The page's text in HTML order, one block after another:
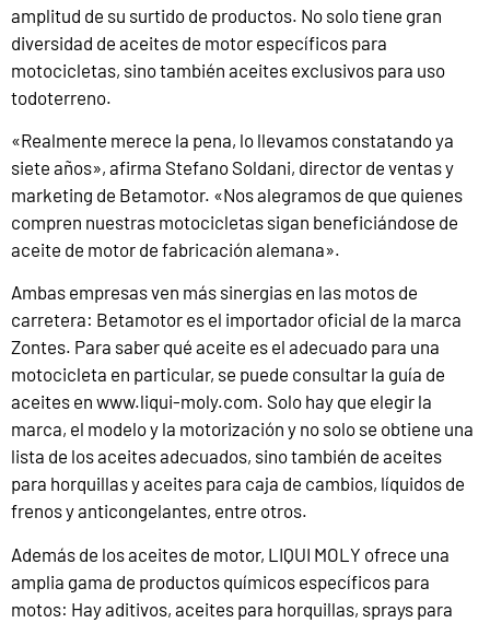
amplitud de su surtido de productos. No solo tiene gran
diversidad de aceites de motor específicos para
motocicletas, sino también aceites exclusivos para uso
todoterreno.
«Realmente merece la pena, lo llevamos constatando ya
siete años», afirma Stefano Soldani, director de ventas y
marketing de Betamotor. «Nos alegramos de que quienes
compren nuestras motocicletas sigan beneficiándose de
aceite de motor de fabricación alemana».
Ambas empresas ven más sinergias en las motos de
carretera: Betamotor es el importador oficial de la marca
Zontes. Para saber qué aceite es el adecuado para una
motocicleta en particular, se puede consultar la guía de
aceites en www.liqui-moly.com. Solo hay que elegir la
marca, el modelo y la motorización y no solo se obtiene una
lista de los aceites adecuados, sino también de aceites
para horquillas y aceites para caja de cambios, líquidos de
frenos y anticongelantes, entre otros.
Además de los aceites de motor, LIQUI MOLY ofrece una
amplia gama de productos químicos específicos para
motos: Hay aditivos, aceites para horquillas, sprays para